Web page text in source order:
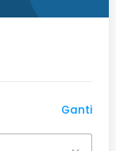
Ganti